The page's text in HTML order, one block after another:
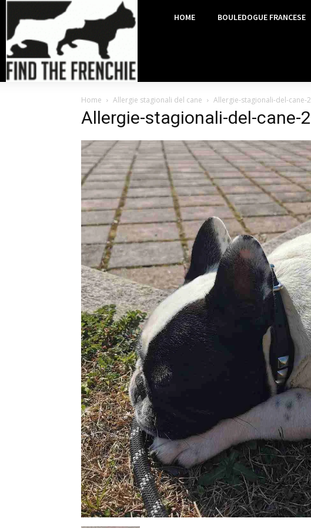
HOME BOULEDOGUE FRANCESE
Home Allergie stagionali del cane Allergie-stagionali-del-cane-2
Allergie-stagionali-del-cane-2